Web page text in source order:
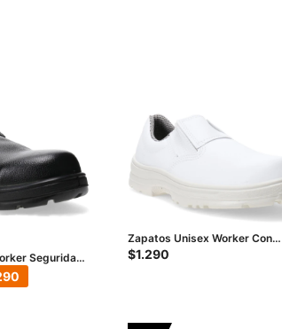
Seguridad
Zapatos Unisex Worker Con
Puntera Composite - Blanco
$1.290